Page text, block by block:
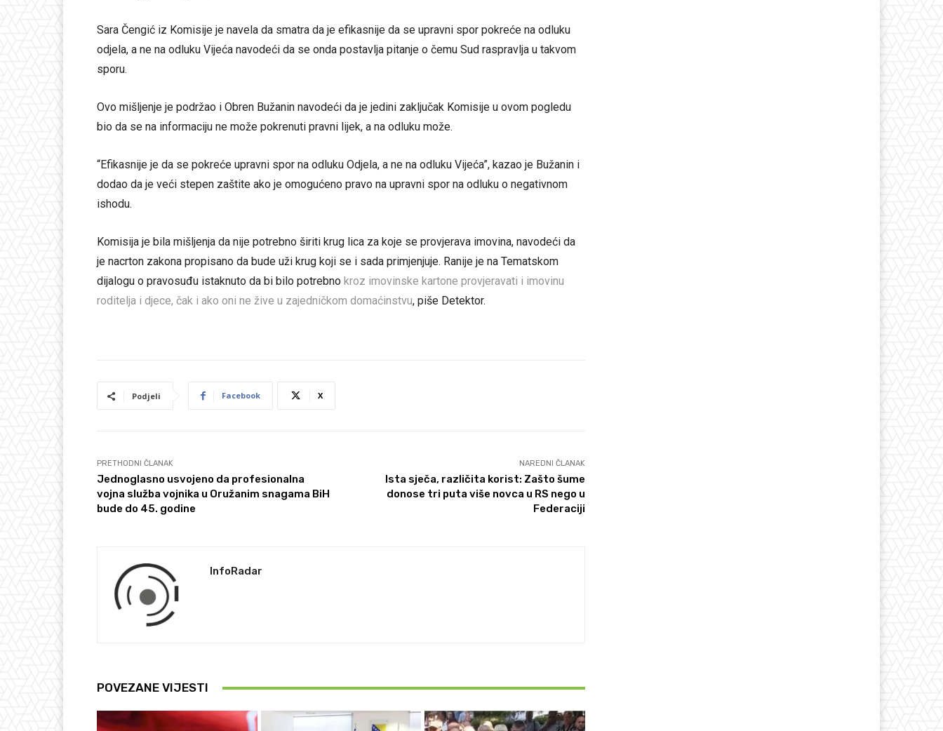
Sara Čengić iz Komisije je navela da smatra da je efikasnije da se upravni spor pokreće na odluku
odjela, a ne na odluku Vijeća navodeći da se onda postavlja pitanje o čemu Sud raspravlja u takvom
sporu.
Ovo mišljenje je podržao i Obren Bužanin navodeći da je jedini zaključak Komisije u ovom pogledu
bio da se na informaciju ne može pokrenuti pravni lijek, a na odluku može.
“Efikasnije je da se pokreće upravni spor na odluku Odjela, a ne na odluku Vijeća”, kazao je Bužanin i
dodao da je veći stepen zaštite ako je omogućeno pravo na upravni spor na odluku o negativnom
ishodu.
Komisija je bila mišljenja da nije potrebno širiti krug lica za koje se provjerava imovina, navodeći da
je nacrton zakona propisano da bude uži krug koji se i sada primjenjuje. Ranije je na Tematskom
dijalogu o pravosuđu istaknuto da bi bilo potrebno kroz imovinske kartone provjeravati i imovinu
roditelja i djece, čak i ako oni ne žive u zajedničkom domaćinstvu, piše Detektor.
Podjeli Facebook X
PRETHODNI ČLANAK
Jednoglasno usvojeno da profesionalna
vojna služba vojnika u Oružanim snagama BiH
bude do 45. godine
NAREDNI ČLANAK
Ista sječa, različita korist: Zašto šume
donose tri puta više novca u RS nego u
Federaciji
InfoRadar
POVEZANE VIJESTI